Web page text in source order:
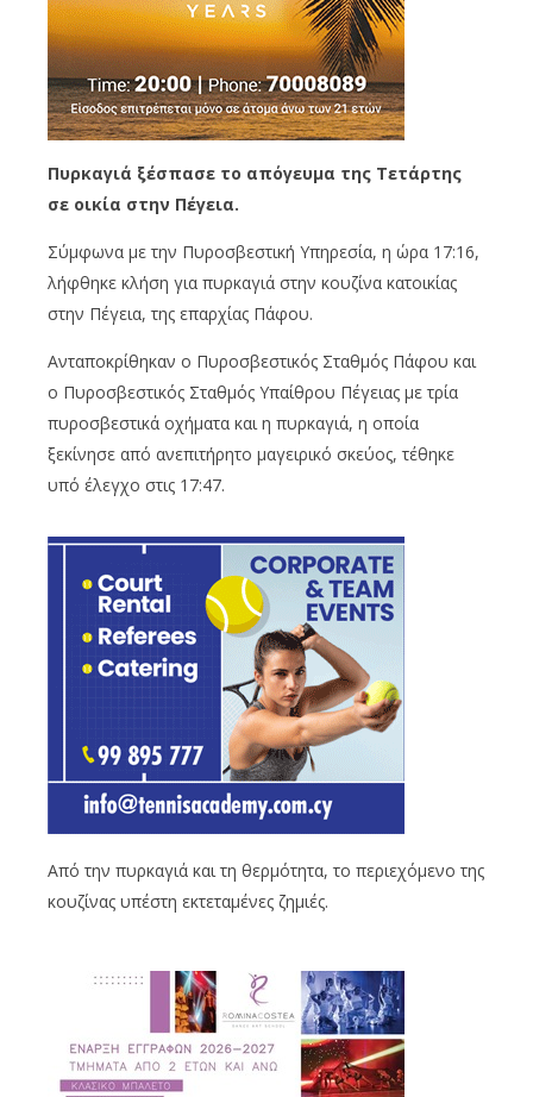
Πυρκαγιά ξέσπασε το απόγευμα της Τετάρτης
σε οικία στην Πέγεια.
Σύμφωνα με την Πυροσβεστική Υπηρεσία, η ώρα 17:16,
λήφθηκε κλήση για πυρκαγιά στην κουζίνα κατοικίας
στην Πέγεια, της επαρχίας Πάφου.
Ανταποκρίθηκαν ο Πυροσβεστικός Σταθμός Πάφου και
ο Πυροσβεστικός Σταθμός Υπαίθρου Πέγειας με τρία
πυροσβεστικά οχήματα και η πυρκαγιά, η οποία
ξεκίνησε από ανεπιτήρητο μαγειρικό σκεύος, τέθηκε
υπό έλεγχο στις 17:47.
Από την πυρκαγιά και τη θερμότητα, το περιεχόμενο της
κουζίνας υπέστη εκτεταμένες ζημιές.